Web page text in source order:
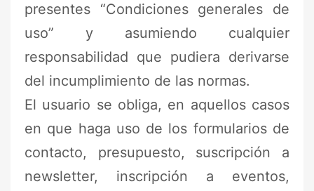
presentes “Condiciones generales de
uso” y asumiendo cualquier
responsabilidad que pudiera derivarse
del incumplimiento de las normas.
El usuario se obliga, en aquellos casos
en que haga uso de los formularios de
contacto, presupuesto, suscripción a
newsletter, inscripción a eventos,